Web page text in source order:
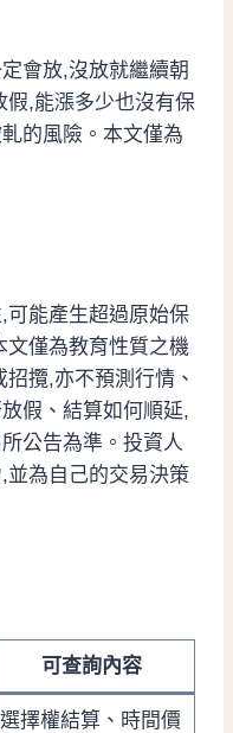
會放,沒放就繼續朝
假,能漲多少也沒有保
的風險。本文僅為
可能產生超過原始保
僅為教育性質之機
攬,亦不預測行情、
假、結算如何順延,
公告為準。投資人
並為自己的交易決策
可查詢內容
選擇權結算、時間價